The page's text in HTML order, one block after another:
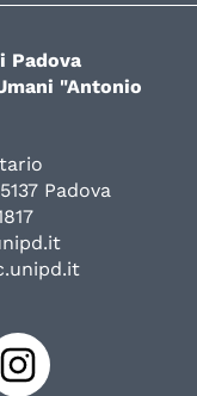
Padova
"Antonio
Padova